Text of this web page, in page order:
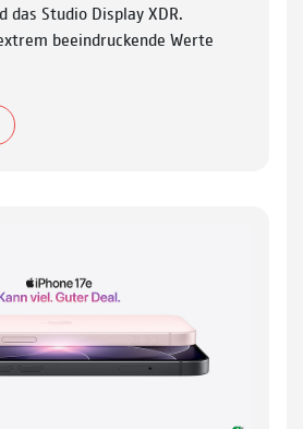
das Studio Display XDR.
beeindruckende Werte